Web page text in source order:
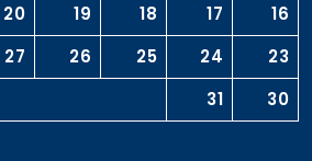
16
17
18
19
20
23
24
25
26
27
30
31